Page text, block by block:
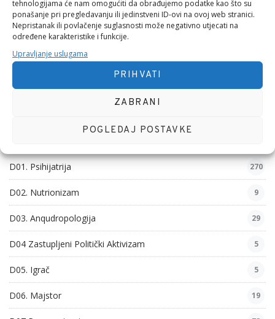
tehnologijama će nam omogućiti da obrađujemo podatke kao što su
ponašanje pri pregledavanju ili jedinstveni ID-ovi na ovoj web stranici.
Nepristanak ili povlačenje suglasnosti može negativno utjecati na
određene karakteristike i funkcije.
Upravljanje uslugama
PRIHVATI
ZABRANI
POGLEDAJ POSTAVKE
MEĐUNARODNI DAN S DIJELOM EVANĐELJA
SVJETSKI DAN
D01. Psihijatrija 270
D02. Nutrionizam 9
D03. Anqudropologija 29
D04 Zastupljeni Politički Aktivizam 5
D05. Igrač 5
D06. Majstor 19